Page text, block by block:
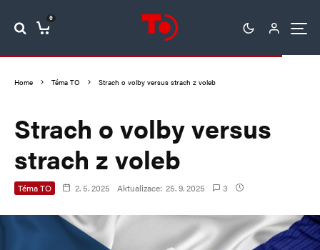
0
Home Téma TO Strach o volby versus strach z voleb
Strach o volby versus
strach z voleb
Téma TO 2. 5. 2025 Aktualizace: 25. 9. 2025 3